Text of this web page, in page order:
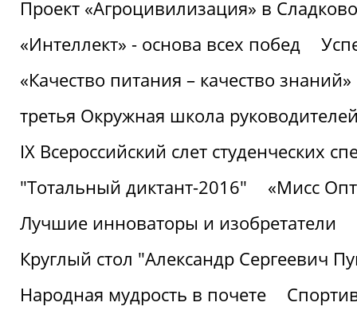
Проект «Агроцивилизация» в Сладково
«Интеллект» - основа всех побед
«Качество питания – качество знаний»
третья Окружная школа
IХ Всероссийский слет студенческих
"Тотальный диктант-2016"
«Мисс
Лучшие инноваторы и изобретатели
Круглый стол "Александр Сергеевич
Народная мудрость в почете